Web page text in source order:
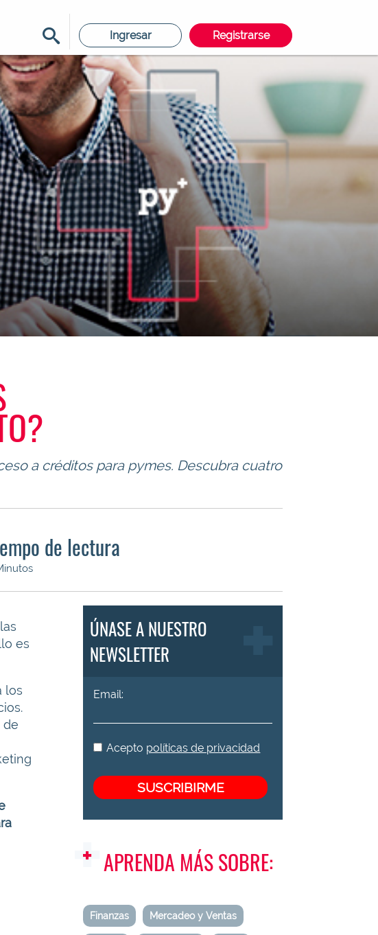
Ingresar Registrarse
a créditos para pymes. Descubra cuatro
de lectura
es
los
de
ÚNASE A NUESTRO
NEWSLETTER
Email:
Acepto políticas de privacidad
APRENDA MÁS SOBRE:
Finanzas Mercadeo y Ventas